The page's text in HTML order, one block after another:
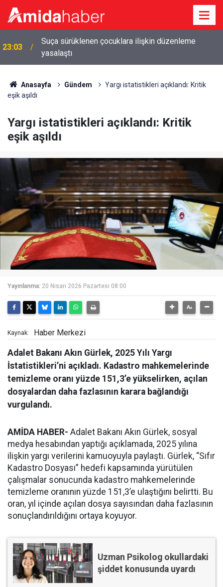
23:03
Suça sürüklenen çocuklara ilişkin düzenleme
yasalaştı
Anasayfa Gündem
Yargı istatistikleri açıklandı: Kritik
eşik aşıldı
Yargı istatistikleri açıklandı: Kritik
eşik aşıldı
Yayınlanma: 20 Nisan 2026 Pazartesi 08:00
Kaynak: Haber Merkezi
Adalet Bakanı Akın Gürlek, 2025 Yılı Yargı
İstatistikleri’ni açıkladı. Kadastro mahkemelerinde
temizleme oranı yüzde 151,3’e yükselirken, açılan
dosyalardan daha fazlasının karara bağlandığı
vurgulandı.
AMİDA HABER- Adalet Bakanı Akın Gürlek, sosyal
medya hesabından yaptığı açıklamada, 2025 yılına
ilişkin yargı verilerini kamuoyuyla paylaştı. Gürlek, “Sıfır
Kadastro Dosyası” hedefi kapsamında yürütülen
çalışmalar sonucunda kadastro mahkemelerinde
temizleme oranının yüzde 151,3’e ulaştığını belirtti. Bu
oran, yıl içinde açılan dosya sayısından daha fazlasının
sonuçlandırıldığını ortaya koyuyor.
Uzman Psikolog okullardaki
şiddet konusunda uyardı